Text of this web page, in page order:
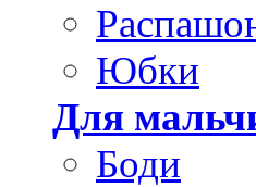
Юбки
Для
Боди